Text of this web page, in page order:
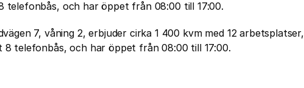
och har öppet från 08:00 till 17:00.
7, våning 2, erbjuder cirka 1 400 kvm med 12 arbetsplatser,
telefonbås, och har öppet från 08:00 till 17:00.